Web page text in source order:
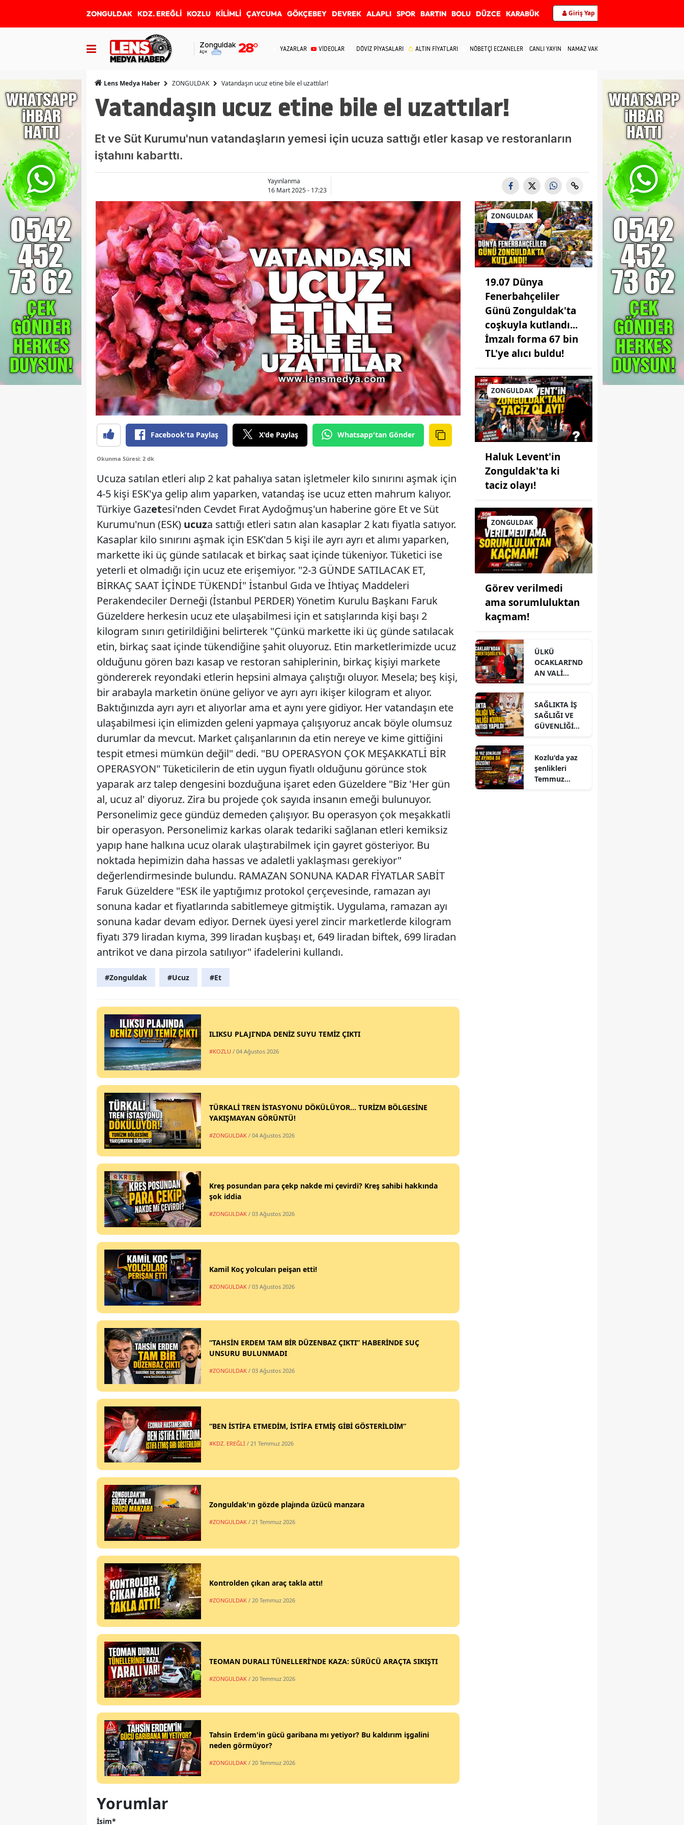
ZONGULDAK KDZ. EREĞLİ KOZLU KİLİMLİ ÇAYCUMA GÖKÇEBEY DEVREK ALAPLI SPOR BARTIN BOLU DÜZCE KARABÜK Giriş Yap
Zonguldak
Açık 28° YAZARLAR VİDEOLAR DÖVİZ PİYASALARI ALTIN FİYATLARI NÖBETÇİ ECZANELER CANLI YAYIN NAMAZ VAKİTLERİ
Lens Medya Haber ZONGULDAK Vatandaşın ucuz etine bile el uzattılar!
Vatandaşın ucuz etine bile el uzattılar!
Et ve Süt Kurumu'nun vatandaşların yemesi için ucuza sattığı etler kasap ve restoranların
iştahını kabarttı.
Yayınlanma
16 Mart 2025 - 17:23
Facebook'ta Paylaş X'de Paylaş Whatsapp'tan Gönder
Okunma Süresi: 2 dk
Ucuza satılan etleri alıp 2 kat pahalıya satan işletmeler kilo sınırını aşmak için
4-5 kişi ESK'ya gelip alım yaparken, vatandaş ise ucuz etten mahrum kalıyor.
Türkiye Gazetesi'nden Cevdet Fırat Aydoğmuş'un haberine göre Et ve Süt
Kurumu'nun (ESK) ucuza sattığı etleri satın alan kasaplar 2 katı fiyatla satıyor.
Kasaplar kilo sınırını aşmak için ESK'dan 5 kişi ile ayrı ayrı et alımı yaparken,
markette iki üç günde satılacak et birkaç saat içinde tükeniyor. Tüketici ise
yeterli et olmadığı için ucuz ete erişemiyor. "2-3 GÜNDE SATILACAK ET,
BİRKAÇ SAAT İÇİNDE TÜKENDİ" İstanbul Gıda ve İhtiyaç Maddeleri
Perakendeciler Derneği (İstanbul PERDER) Yönetim Kurulu Başkanı Faruk
Güzeldere herkesin ucuz ete ulaşabilmesi için et satışlarında kişi başı 2
kilogram sınırı getirildiğini belirterek "Çünkü markette iki üç günde satılacak
etin, birkaç saat içinde tükendiğine şahit oluyoruz. Etin marketlerimizde ucuz
olduğunu gören bazı kasap ve restoran sahiplerinin, birkaç kişiyi markete
göndererek reyondaki etlerin hepsini almaya çalıştığı oluyor. Mesela; beş kişi,
bir arabayla marketin önüne geliyor ve ayrı ayrı ikişer kilogram et alıyor.
Baktığınızda ayrı ayrı et alıyorlar ama et aynı yere gidiyor. Her vatandaşın ete
ulaşabilmesi için elimizden geleni yapmaya çalışıyoruz ancak böyle olumsuz
durumlar da mevcut. Market çalışanlarının da etin nereye ve kime gittiğini
tespit etmesi mümkün değil" dedi. "BU OPERASYON ÇOK MEŞAKKATLİ BİR
OPERASYON" Tüketicilerin de etin uygun fiyatlı olduğunu görünce stok
yaparak arz talep dengesini bozduğuna işaret eden Güzeldere "Biz 'Her gün
al, ucuz al' diyoruz. Zira bu projede çok sayıda insanın emeği bulunuyor.
Personelimiz gece gündüz demeden çalışıyor. Bu operasyon çok meşakkatli
bir operasyon. Personelimiz karkas olarak tedariki sağlanan etleri kemiksiz
yapıp hane halkına ucuz olarak ulaştırabilmek için gayret gösteriyor. Bu
noktada hepimizin daha hassas ve adaletli yaklaşması gerekiyor"
değerlendirmesinde bulundu. RAMAZAN SONUNA KADAR FİYATLAR SABİT
Faruk Güzeldere "ESK ile yaptığımız protokol çerçevesinde, ramazan ayı
sonuna kadar et fiyatlarında sabitlemeye gitmiştik. Uygulama, ramazan ayı
sonuna kadar devam ediyor. Dernek üyesi yerel zincir marketlerde kilogram
fiyatı 379 liradan kıyma, 399 liradan kuşbaşı et, 649 liradan biftek, 699 liradan
antrikot ve dana pirzola satılıyor" ifadelerini kullandı.
#Zonguldak #Ucuz #Et
ILIKSU PLAJI’NDA DENİZ SUYU TEMİZ ÇIKTI
#KOZLU / 04 Ağustos 2026
TÜRKALİ TREN İSTASYONU DÖKÜLÜYOR... TURİZM BÖLGESİNE
YAKIŞMAYAN GÖRÜNTÜ!
#ZONGULDAK / 04 Ağustos 2026
Kreş posundan para çekp nakde mi çevirdi? Kreş sahibi hakkında
şok iddia
#ZONGULDAK / 03 Ağustos 2026
Kamil Koç yolcuları peişan etti!
#ZONGULDAK / 03 Ağustos 2026
“TAHSİN ERDEM TAM BİR DÜZENBAZ ÇIKTI” HABERİNDE SUÇ
UNSURU BULUNMADI
#ZONGULDAK / 03 Ağustos 2026
“BEN İSTİFA ETMEDİM, İSTİFA ETMİŞ GİBİ GÖSTERİLDİM”
#KDZ. EREĞLİ / 21 Temmuz 2026
Zonguldak'ın gözde plajında üzücü manzara
#ZONGULDAK / 21 Temmuz 2026
Kontrolden çıkan araç takla attı!
#ZONGULDAK / 20 Temmuz 2026
TEOMAN DURALI TÜNELLERİ’NDE KAZA: SÜRÜCÜ ARAÇTA SIKIŞTI
#ZONGULDAK / 20 Temmuz 2026
Tahsin Erdem'in gücü garibana mı yetiyor? Bu kaldırım işgalini
neden görmüyor?
#ZONGULDAK / 20 Temmuz 2026
Yorumlar
İsim*
ZONGULDAK
19.07 Dünya
Fenerbahçeliler
Günü Zonguldak'ta
coşkuyla kutlandı...
İmzalı forma 67 bin
TL'ye alıcı buldu!
ZONGULDAK
Haluk Levent'in
Zonguldak'ta ki
taciz olayı!
ZONGULDAK
Görev verilmedi
ama sorumluluktan
kaçmam!
ÜLKÜ
OCAKLARI’ND
AN VALİ
ZİYARET
SAĞLIKTA İŞ
SAĞLIĞI VE
GÜVENLİĞİ
YAPILDI
Kozlu'da yaz
şenlikleri
Temmuz